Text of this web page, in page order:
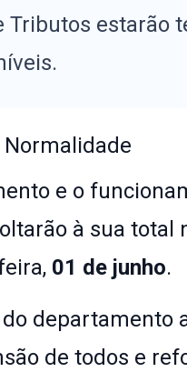
Tributos estarão
Normalidade
e o
à sua total
01 de junho.
departamento
de todos e